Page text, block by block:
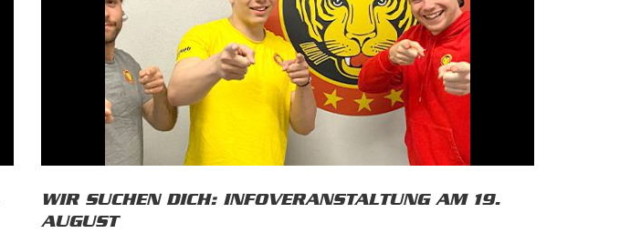
WIR SUCHEN DICH: INFOVERANSTALTUNG AM 19.
AUGUST